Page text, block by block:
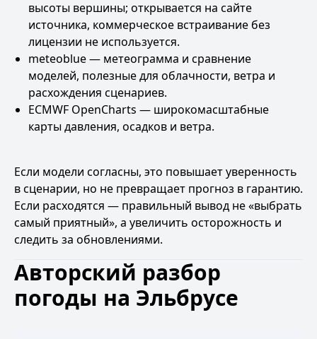
высоты вершины; открывается на сайте
источника, коммерческое встраивание без
лицензии не используется.
meteoblue— метеограмма и сравнение
моделей, полезные для облачности, ветра и
расхождения сценариев.
ECMWF OpenCharts — широкомасштабные
карты давления, осадков и ветра.
Если модели согласны, это повышает уверенность
в сценарии, но не превращает прогноз в гарантию.
Если расходятся — правильный вывод не «выбрать
самый приятный», а увеличить осторожность и
следить за обновлениями.
Авторский разбор
погоды на Эльбрусе